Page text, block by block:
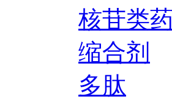
核苷类
缩合剂
多肽